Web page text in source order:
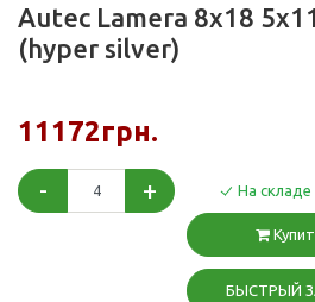
Autec Lamera 8x18
(hyper silver)
11172грн.
- + На складе
БЫСТРЫЙ